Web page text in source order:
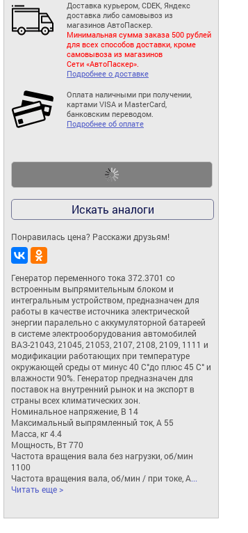
Доставка курьером, CDEK, Яндекс
доставка либо самовывоз из
магазинов АвтоПаскер.
Минимальная сумма заказа 500 рублей
для всех способов доставки, кроме
самовывоза из магазинов
Сети «АвтоПаскер».
Подробнее о доставке
Оплата наличными при получении,
картами VISA и MasterCard,
банковским переводом.
Подробнее об оплате
Искать аналоги
Понравилась цена? Расскажи друзьям!
Генератор переменного тока 372.3701 со
встроенным выпрямительным блоком и
интегральным устройством, предназначен для
работы в качестве источника электрической
энергии паралельно с аккумуляторной батареей
в системе электрооборудования автомобилей
ВАЗ-21043, 21045, 21053, 2107, 2108, 2109, 1111 и
модификации работающих при температуре
окружающей среды от минус 40 C°до плюс 45 C° и
влажности 90%. Генератор предназначен для
поставок на внутренний рынок и на экспорт в
страны всех климатических зон.
Номинальное напряжение, В 14
Максимальный выпрямленный ток, A 55
Масса, кг 4.4
Мощность, Вт 770
Частота вращения вала без нагрузки, об/мин
1100
Частота вращения вала, об/мин / при токе, А...
Читать еще >